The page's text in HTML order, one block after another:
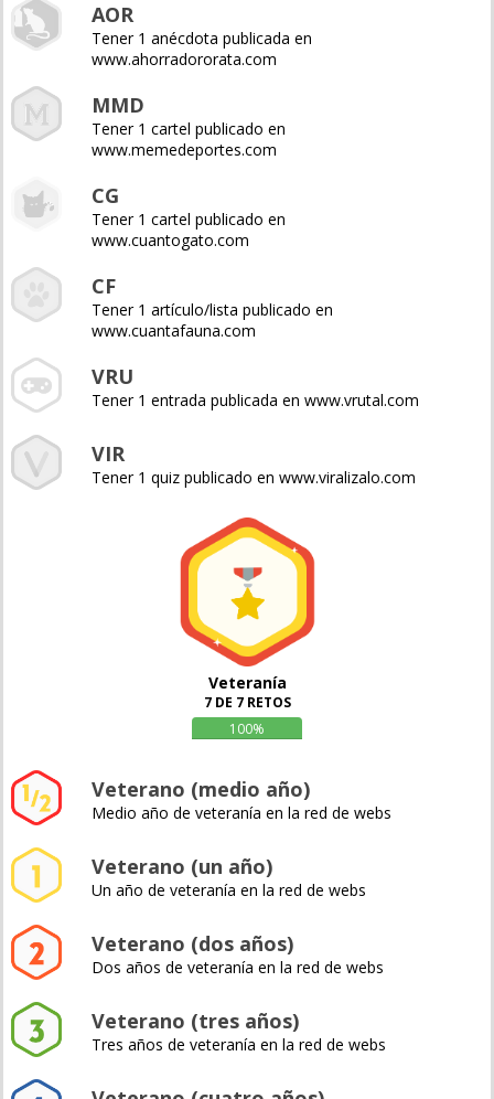
AOR
Tener 1 anécdota publicada en
www.ahorradororata.com
MMD
Tener 1 cartel publicado en
www.memedeportes.com
CG
Tener 1 cartel publicado en
www.cuantogato.com
CF
Tener 1 artículo/lista publicado en
www.cuantafauna.com
VRU
Tener 1 entrada publicada en www.vrutal.com
VIR
Tener 1 quiz publicado en www.viralizalo.com
Veteranía
7 DE 7 RETOS
100%
Veterano (medio año)
Medio año de veteranía en la red de webs
Veterano (un año)
Un año de veteranía en la red de webs
Veterano (dos años)
Dos años de veteranía en la red de webs
Veterano (tres años)
Tres años de veteranía en la red de webs